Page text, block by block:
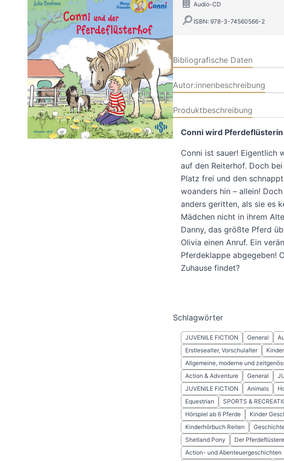
Audio-CD
ISBN: 978-3-74560566-2
Bibliografische Daten
Autor:innenbeschreibung
Produktbeschreibung
Conni wird Pferdeflüsterin
Conni ist sauer! Eigentlich
auf den Reiterhof. Doch
Platz frei und den
woanders hin – allein!
anders geritten, als sie es
Mädchen nicht in ihrem
Danny, das größte Pferd
Olivia einen Anruf. Ein
Pferdeklappe abgegeben!
Zuhause findet?
Schlagwörter
JUVENILE FICTION General
Erstlesealter, Vorschulalter
Kinder
Allgemeine, moderne und
Action & Adventure
General
JUVENILE FICTION
Animals
Equestrian
SPORTS &
Hörspiel ab 6 Pferde
Kinder
Kinderhörbuch Reiten
Shetland Pony
Der
Action- und Abenteuergeschichten